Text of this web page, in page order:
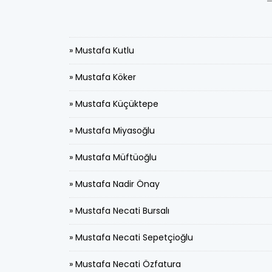
» Mustafa Kutlu
» Mustafa Köker
» Mustafa Küçüktepe
» Mustafa Miyasoğlu
» Mustafa Müftüoğlu
» Mustafa Nadir Önay
» Mustafa Necati Bursalı
» Mustafa Necati Sepetçioğlu
» Mustafa Necati Özfatura